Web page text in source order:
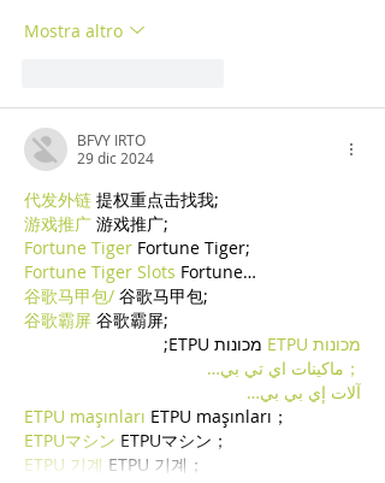
Mostra altro
BFVY IRTO
29 dic 2024
代发外链 提权重点击找我;
游戏推广 游戏推广;
Fortune Tiger Fortune Tiger;
Fortune Tiger Slots Fortune…
谷歌马甲包/ 谷歌马甲包;
谷歌霸屏 谷歌霸屏;
מכונות ETPU
מכונות ETPU;
；ماكينات اي تي بي…
آلات إي بي بي…
ETPU maşınları ETPU maşınları；
ETPUマシン ETPUマシン；
ETPU 기계 ETPU 기계；